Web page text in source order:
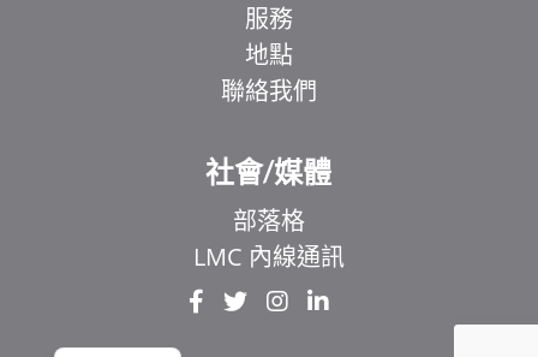
服務
地點
聯絡我們
社會/媒體
部落格
LMC 內線通訊